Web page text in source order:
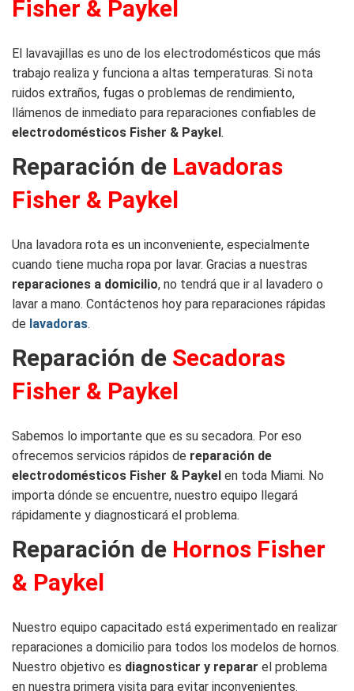
Fisher & Paykel
El lavavajillas es uno de los electrodomésticos que más
trabajo realiza y funciona a altas temperaturas. Si nota
ruidos extraños, fugas o problemas de rendimiento,
llámenos de inmediato para reparaciones confiables de
electrodomésticos Fisher & Paykel .
Reparación de Lavadoras
Fisher & Paykel
Una lavadora rota es un inconveniente, especialmente
cuando tiene mucha ropa por lavar. Gracias a nuestras
reparaciones a domicilio, no tendrá que ir al lavadero o
lavar a mano. Contáctenos hoy para reparaciones rápidas
de lavadoras.
Reparación de Secadoras
Fisher & Paykel
Sabemos lo importante que es su secadora. Por eso
ofrecemos servicios rápidos de reparación de
electrodomésticos Fisher & Paykel en toda Miami. No
importa dónde se encuentre, nuestro equipo llegará
rápidamente y diagnosticará el problema.
Reparación de Hornos Fisher
& Paykel
Nuestro equipo capacitado está experimentado en realizar
reparaciones a domicilio para todos los modelos de hornos.
Nuestro objetivo es diagnosticar y reparar el problema
en nuestra primera visita para evitar inconvenientes.